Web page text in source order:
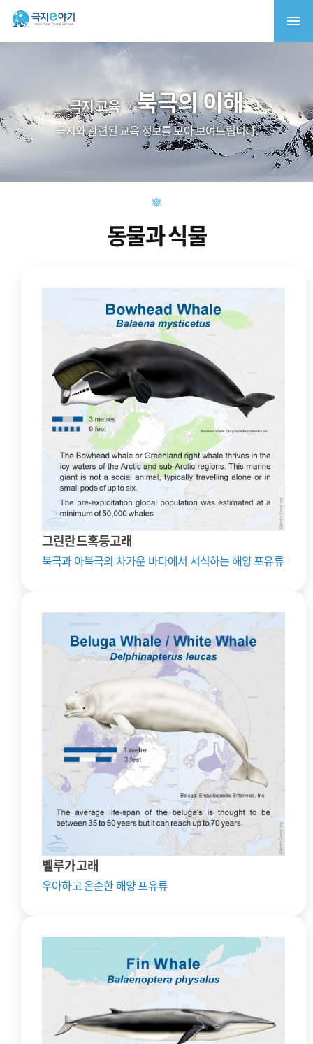
극지 교육 북극의 이해
극지와 관련된 교육 정보를 모아 보여드립니다.
동물과 식물
그린란드혹등고래
북극과 아북극의 차가운 바다에서 서식하는 해양 포유류
벨루가고래
우아하고 온순한 해양 포유류